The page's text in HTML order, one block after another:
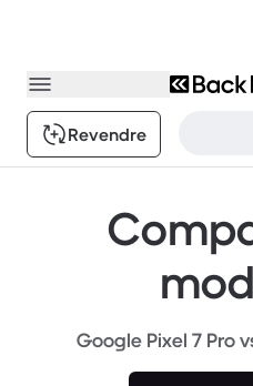
Revendre
Google Pixel 7 Pro